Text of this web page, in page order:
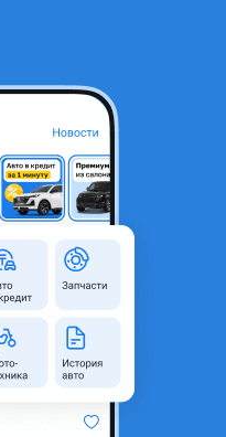
(120 кузов) 11G4-араб
Алматинская